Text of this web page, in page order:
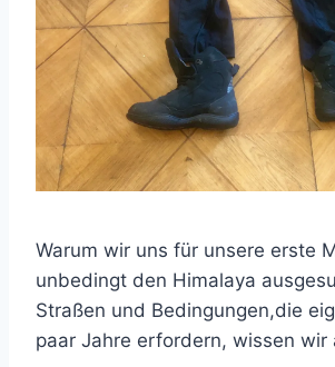
Warum wir uns für unsere erste
unbedingt den Himalaya
Straßen und Bedingungen,die
paar Jahre erfordern, wissen wir